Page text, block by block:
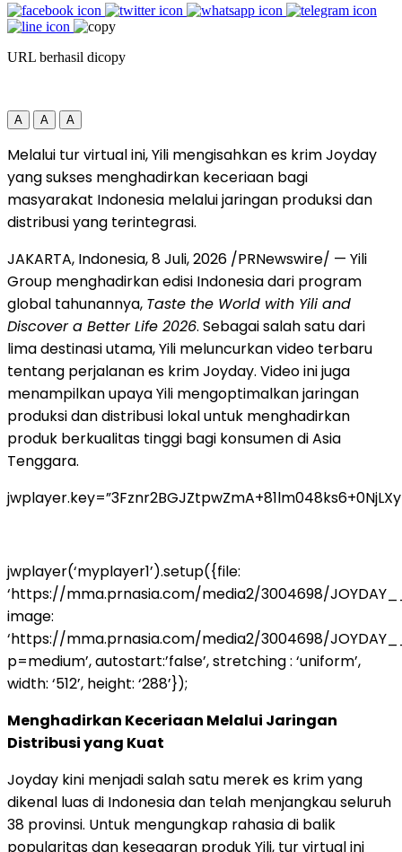
URL berhasil dicopy
A A A
Melalui tur virtual ini, Yili mengisahkan es krim Joyday
yang sukses menghadirkan keceriaan bagi
masyarakat Indonesia melalui jaringan produksi dan
distribusi yang terintegrasi.
JAKARTA, Indonesia,8 Juli, 2026 /PRNewswire/ — Yili
Group menghadirkan edisi Indonesia dari program
global tahunannya, Taste the World with Yili and
Discover a Better Life 2026. Sebagai salah satu dari
lima destinasi utama, Yili meluncurkan video terbaru
tentang perjalanan es krim Joyday. Video ini juga
menampilkan upaya Yili mengoptimalkan jaringan
produksi dan distribusi lokal untuk menghadirkan
produk berkualitas tinggi bagi konsumen di Asia
Tenggara.
jwplayer(‘myplayer1’).setup({file:
‘https://mma.prnasia.com/media2/3004698/
image:
‘https://mma.prnasia.com/media2/3004698/
p=medium’, autostart:’false’, stretching : ‘uniform’,
width: ‘512’, height: ‘288’});
Menghadirkan Keceriaan Melalui Jaringan
Distribusi yang Kuat
Joyday kini menjadi salah satu merek es krim yang
dikenal luas di Indonesia dan telah menjangkau seluruh
38 provinsi. Untuk mengungkap rahasia di balik
popularitas dan kesegaran produk Yili, tur virtual ini